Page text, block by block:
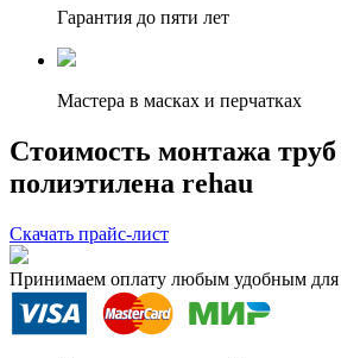
Гарантия до пяти лет
Мастера в масках и перчатках
Стоимость монтажа
полиэтилена rehau
Скачать прайс-лист
Принимаем оплату любым удобным для